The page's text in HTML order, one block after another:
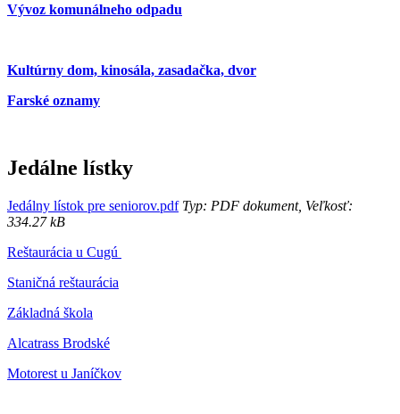
Vývoz komunálneho odpadu
Kultúrny dom, kinosála, zasadačka, dvor
Farské oznamy
Jedálne lístky
Jedálny lístok pre seniorov.pdfTyp: PDF dokument, Veľkosť:
334.27 kB
Reštaurácia u Cugú
Staničná reštaurácia
Základná škola
Alcatrass Brodské
Motorest u Janíčkov